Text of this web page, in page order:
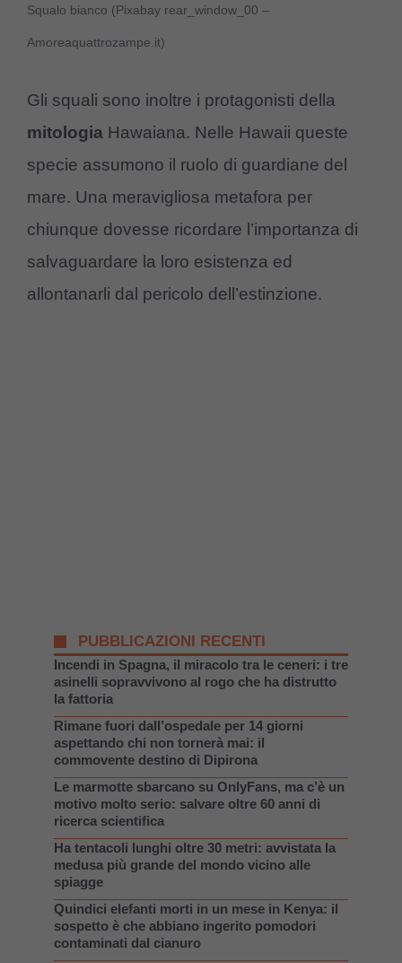
Squalo bianco (Pixabay rear_window_00 –
Amoreaquattrozampe.it)
Gli squali sono inoltre i protagonisti della
mitologia Hawaiana. Nelle Hawaii queste
specie assumono il ruolo di guardiane del
mare. Una meravigliosa metafora per
chiunque dovesse ricordare l’importanza di
salvaguardare la loro esistenza ed
allontanarli dal pericolo dell’estinzione.
PUBBLICAZIONI RECENTI
Incendi in Spagna, il miracolo tra le ceneri: i tre
asinelli sopravvivono al rogo che ha distrutto
la fattoria
Rimane fuori dall’ospedale per 14 giorni
aspettando chi non tornerà mai: il
commovente destino di Dipirona
Le marmotte sbarcano su OnlyFans, ma c’è un
motivo molto serio: salvare oltre 60 anni di
ricerca scientifica
Ha tentacoli lunghi oltre 30 metri: avvistata la
medusa più grande del mondo vicino alle
spiagge
Quindici elefanti morti in un mese in Kenya: il
sospetto è che abbiano ingerito pomodori
contaminati dal cianuro